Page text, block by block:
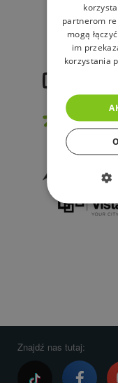
Znajdź nas tutaj:
partnerom
mogą
im
korzystania